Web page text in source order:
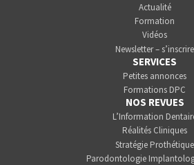
Actualité
Formation
Vidéos
Newsletter – s’inscrire
SERVICES
Petites annonces
Formations DPC
NOS REVUES
L’Information
Réalités Cliniques
Stratégie Prothétique
Parodontologie